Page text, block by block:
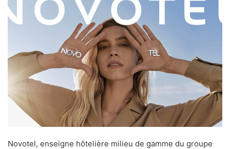
Novotel, enseigne hôtelière milieu de gamme du groupe